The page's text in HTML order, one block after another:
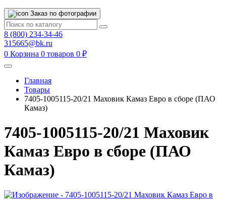
Заказ по фотографии
8 (800) 234-34-46
315665@bk.ru
0 Корзина 0 товаров 0 ₽
Главная
Товары
7405-1005115-20/21 Маховик Камаз Евро в сборе (ПАО
Камаз)
7405-1005115-20/21 Маховик
Камаз Евро в сборе (ПАО
Камаз)